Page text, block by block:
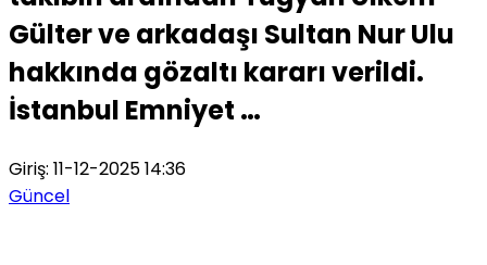
Gülter ve arkadaşı Sultan Nur Ulu
hakkında gözaltı kararı verildi.
İstanbul Emniyet …
Giriş: 11-12-2025 14:36
Güncel